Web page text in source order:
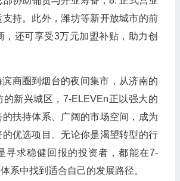
支持。此外，潍坊等新开放城市的前
，还可享受3万元加盟补贴，助力创
滨商圈到烟台的夜间集市，从济南的
的新兴城区，7-ELEVEn正以强大的
扶持体系、广阔的市场空间，成为
的优选项目。无论你是渴望转型的行
寻求稳健回报的投资者，都能在7-
系中找到适合自己的发展路径。